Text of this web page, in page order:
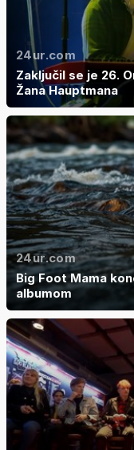
24ur.com
Zaključil se je 26.
Žana Hauptmana
24ur.com
Big Foot Mama
albumom